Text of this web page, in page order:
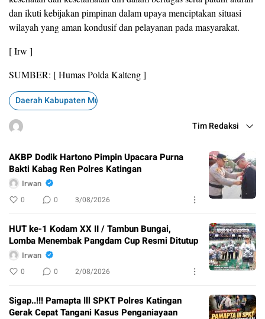
dan ikuti kebijakan pimpinan dalam upaya menciptakan situasi
wilayah yang aman kondusif dan pelayanan pada masyarakat.
[ Irw ]
SUMBER: [ Humas Polda Kalteng ]
Daerah Kabupaten Murung Raya
Tim Redaksi
AKBP Dodik Hartono Pimpin Upacara Purna
Bakti Kabag Ren Polres Katingan
Irwan
0 0 3/08/2026
HUT ke-1 Kodam XX II / Tambun Bungai,
Lomba Menembak Pangdam Cup Resmi Ditutup
Irwan
0 0 2/08/2026
Sigap..!!! Pamapta lll SPKT Polres Katingan
Gerak Cepat Tangani Kasus Penganiayaan